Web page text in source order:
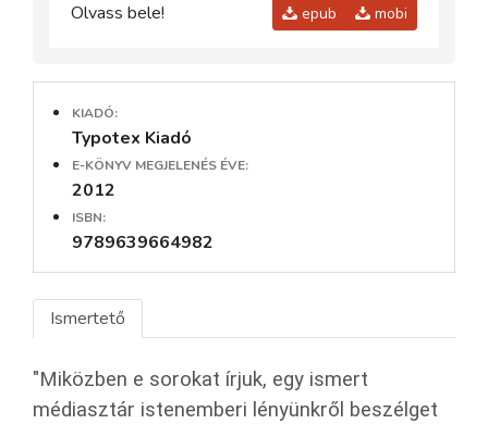
Olvass bele! epub mobi
KIADÓ:
Typotex Kiadó
E-KÖNYV MEGJELENÉS ÉVE:
2012
ISBN:
9789639664982
Ismertető
"Miközben e sorokat írjuk, egy ismert
médiasztár istenemberi lényünkről beszélget